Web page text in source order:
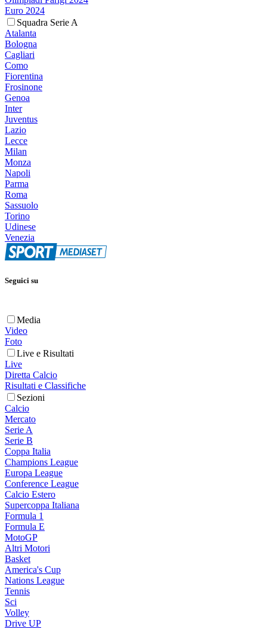
Euro 2024
Squadra Serie A
Atalanta
Bologna
Cagliari
Como
Fiorentina
Frosinone
Genoa
Inter
Juventus
Lazio
Lecce
Milan
Monza
Napoli
Parma
Roma
Sassuolo
Torino
Udinese
Venezia
Seguici su
Media
Video
Foto
Live e Risultati
Live
Diretta Calcio
Risultati e Classifiche
Sezioni
Calcio
Mercato
Serie A
Serie B
Coppa Italia
Champions League
Europa League
Conference League
Calcio Estero
Supercoppa Italiana
Formula 1
Formula E
MotoGP
Altri Motori
Basket
America's Cup
Nations League
Tennis
Sci
Volley
Drive UP